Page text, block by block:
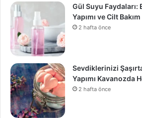
Gül Suyu Faydaları:
Yapımı ve Cilt
2 hafta önce
Sevdiklerinizi
Yapımı Kavanozda
2 hafta önce